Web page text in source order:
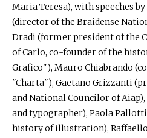
Maria Teresa), with speeches by
(director of the Braidense
Dradi (former president of the
of Carlo, co-founder of the
Grafico"), Mauro Chiabrando
"Charta"), Gaetano Grizzanti
and National Councilor of
and typographer), Paola
history of illustration),